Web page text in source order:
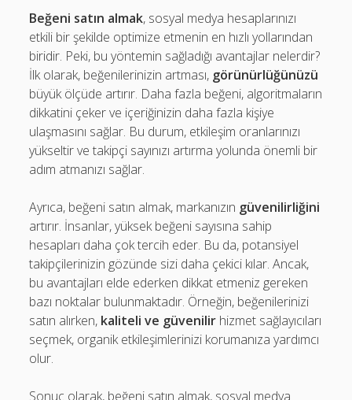
Beğeni satın almak, sosyal medya hesaplarınızı
etkili bir şekilde optimize etmenin en hızlı yollarından
biridir. Peki, bu yöntemin sağladığı avantajlar nelerdir?
İlk olarak, beğenilerinizin artması, görünürlüğünüzü
büyük ölçüde artırır. Daha fazla beğeni, algoritmaların
dikkatini çeker ve içeriğinizin daha fazla kişiye
ulaşmasını sağlar. Bu durum, etkileşim oranlarınızı
yükseltir ve takipçi sayınızı artırma yolunda önemli bir
adım atmanızı sağlar.
Ayrıca, beğeni satın almak, markanızın güvenilirliğini
artırır. İnsanlar, yüksek beğeni sayısına sahip
hesapları daha çok tercih eder. Bu da, potansiyel
takipçilerinizin gözünde sizi daha çekici kılar. Ancak,
bu avantajları elde ederken dikkat etmeniz gereken
bazı noktalar bulunmaktadır. Örneğin, beğenilerinizi
satın alırken, kaliteli ve güvenilir hizmet sağlayıcıları
seçmek, organik etkileşimlerinizi korumanıza yardımcı
olur.
Sonuç olarak, beğeni satın almak, sosyal medya